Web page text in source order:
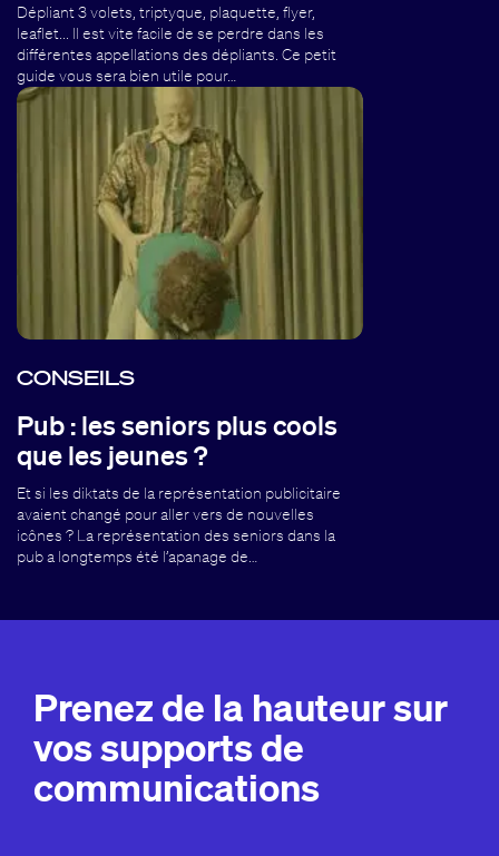
Dépliant 3 volets, triptyque, plaquette, flyer,
leaflet... Il est vite facile de se perdre dans les
différentes appellations des dépliants. Ce petit
guide vous sera bien utile pour…
CONSEILS
Pub : les seniors plus cools
que les jeunes ?
Et si les diktats de la représentation publicitaire
avaient changé pour aller vers de nouvelles
icônes ? La représentation des seniors dans la
pub a longtemps été l’apanage de…
Prenez de la hauteur sur
vos supports de
communications